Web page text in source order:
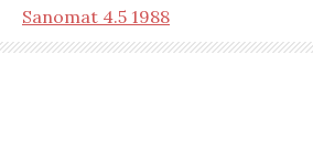
Sanomat 4.5 1988